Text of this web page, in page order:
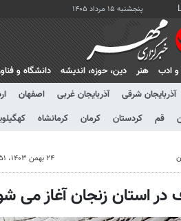
پنجشنبه ۱۵ مرداد ۱۴۰۵
ادب هنر دين، حوزه، انديشه دانشگاه و
آذربایجان شرقی آذربایجان غربی اصفهان
قم کردستان کرمان کرمانشاه
۲۴ بهمن ۱۴۰۳، ۱۰:۵۱
در استان زنجان آغاز می